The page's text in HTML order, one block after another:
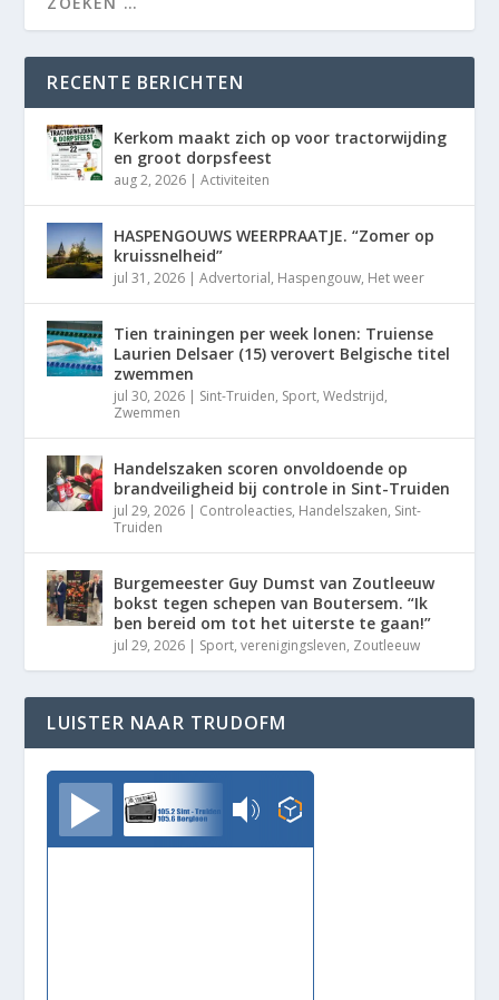
RECENTE BERICHTEN
Kerkom maakt zich op voor tractorwijding
en groot dorpsfeest
aug 2, 2026 |Activiteiten
HASPENGOUWS WEERPRAATJE. “Zomer op
kruissnelheid”
jul 31, 2026 |Advertorial, Haspengouw, Het weer
Tien trainingen per week lonen: Truiense
Laurien Delsaer (15) verovert Belgische titel
zwemmen
jul 30, 2026 | Sint-Truiden, Sport,Wedstrijd,
Zwemmen
Handelszaken scoren onvoldoende op
brandveiligheid bij controle in Sint-Truiden
jul 29, 2026 | Controleacties, Handelszaken, Sint-
Truiden
Burgemeester Guy Dumst van Zoutleeuw
bokst tegen schepen van Boutersem. “Ik
ben bereid om tot het uiterste te gaan!”
jul 29, 2026 | Sport,verenigingsleven, Zoutleeuw
LUISTER NAAR TRUDOFM
TrudoFM